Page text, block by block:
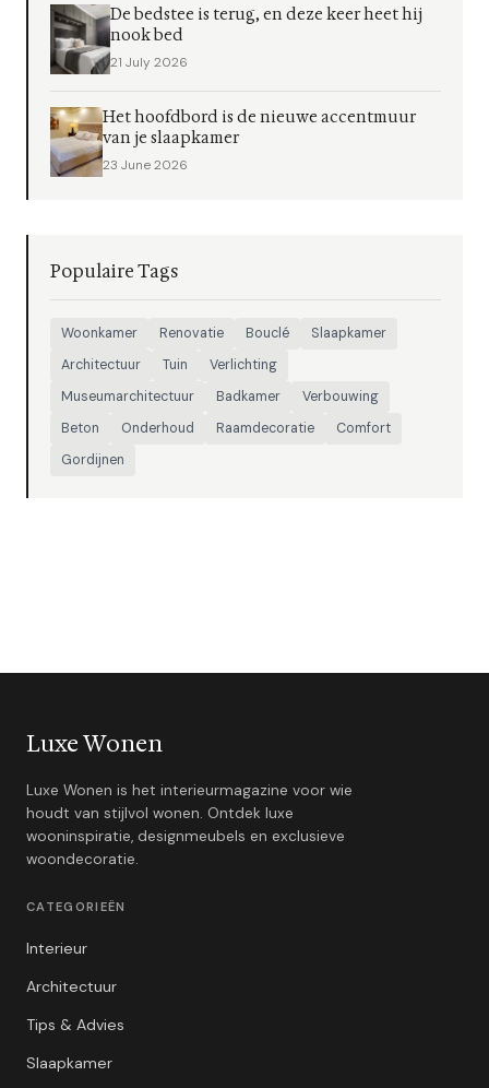
De bedstee is terug, en deze keer heet hij
nook bed
21 July 2026
Het hoofdbord is de nieuwe accentmuur
van je slaapkamer
23 June 2026
Populaire Tags
Woonkamer Renovatie Bouclé
Slaapkamer
Architectuur
Tuin
Verlichting
Museumarchitectuur
Badkamer
Verbouwing
Beton
Onderhoud Raamdecoratie
Comfort
Gordijnen
Luxe Wonen
Luxe Wonen is het interieurmagazine voor wie
houdt van stijlvol wonen. Ontdek luxe
wooninspiratie, designmeubels en exclusieve
woondecoratie.
CATEGORIEËN
Interieur
Architectuur
Tips & Advies
Slaapkamer